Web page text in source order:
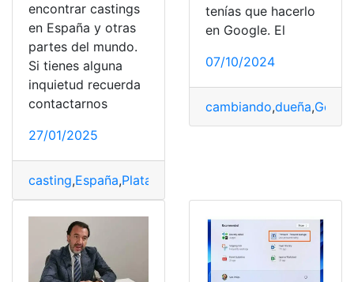
encontrar castings
en España y otras
partes del mundo.
Si tienes alguna
inquietud recuerda
contactarnos
27/01/2025
casting,España,Plataforma
tenías que hacerlo
en Google. El
07/10/2024
cambiando,dueña,